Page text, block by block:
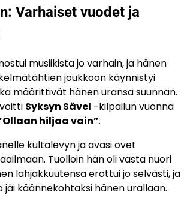
Varhaiset vuodet ja
musiikista jo varhain, ja hänen
joukkoon käynnistyi
määrittivät hänen uransa suunnan.
Syksyn Sävel -kilpailun vuonna
hiljaa vain”.
kultalevyn ja avasi ovet
Tuolloin hän oli vasta nuori
lahjakkuutensa erottui jo selvästi, ja
käännekohtaksi hänen urallaan.